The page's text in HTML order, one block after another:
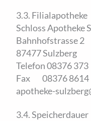
3.3. Filialapotheke
Schloss Apotheke
Bahnhofstrasse 2
87477 Sulzberg
Telefon 08376 373
Fax 08376 8614
apotheke-
3.4. Speicherdauer